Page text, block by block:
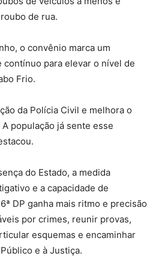
de rua.
o convênio marca um
para elevar o nível de
Frio.
da Polícia Civil e melhora o
população já sente esse
do Estado, a medida
e a capacidade de
DP ganha mais ritmo e precisão
por crimes, reunir provas,
esquemas e encaminhar
e à Justiça.